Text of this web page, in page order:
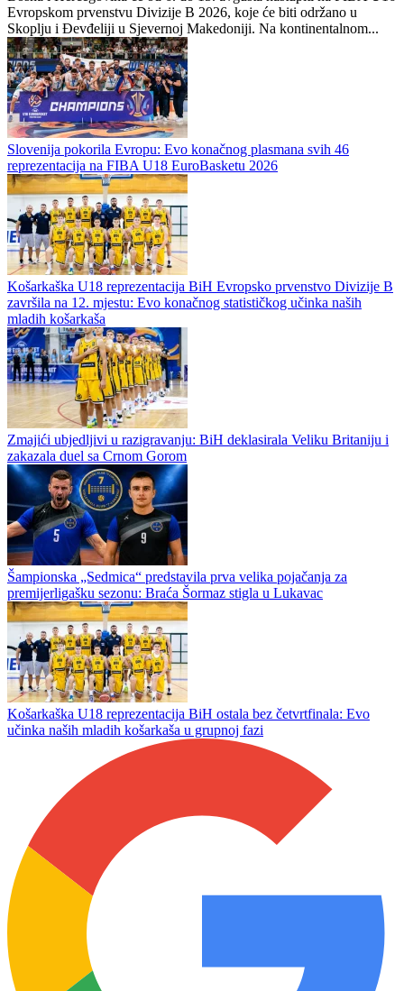
Kadeti BiH kreću u borbu za evropsku elitu: U Skoplju i Đevđeliji
počinje FIBA U16 Evropsko prvenstvo Divizije B
Bosna i Hercegovina će od 6. do 15. avgusta nastupiti na FIBA U16
Evropskom prvenstvu Divizije B 2026, koje će biti održano u
Skoplju i Đevđeliji u Sjevernoj Makedoniji. Na kontinentalnom...
Slovenija pokorila Evropu: Evo konačnog plasmana svih 46
reprezentacija na FIBA U18 EuroBasketu 2026
Košarkaška U18 reprezentacija BiH Evropsko prvenstvo Divizije B
završila na 12. mjestu: Evo konačnog statističkog učinka naših
mladih košarkaša
Zmajići ubjedljivi u razigravanju: BiH deklasirala Veliku Britaniju i
zakazala duel sa Crnom Gorom
Šampionska „Sedmica“ predstavila prva velika pojačanja za
premijerligašku sezonu: Braća Šormaz stigla u Lukavac
Košarkaška U18 reprezentacija BiH ostala bez četvrtfinala: Evo
učinka naših mladih košarkaša u grupnoj fazi